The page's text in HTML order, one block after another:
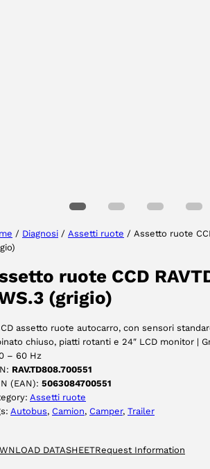
/ Diagnosi / Assetti ruote / Assetto ruote
ruote CCD
(grigio)
assetto ruote autocarro, con sensori
chiuso, piatti rotanti e 24″ LCD monitor |
– 60 Hz
RAV.TD808.700551
(EAN): 5063084700551
Assetti ruote
Autobus, Camion, Camper, Trailer
DATASHEETRequest Information